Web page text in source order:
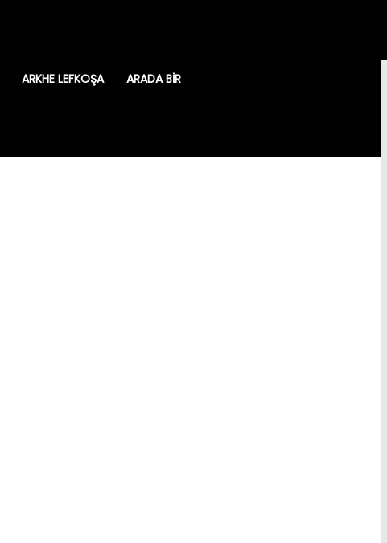
ARKHE LEFKOŞA ARADA BIR